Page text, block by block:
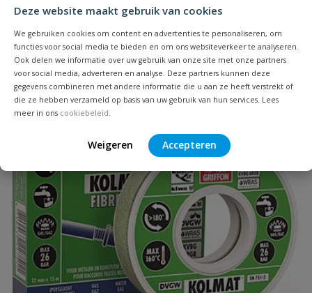
Deze website maakt gebruik van cookies
We gebruiken cookies om content en advertenties te personaliseren, om
functies voor social media te bieden en om ons websiteverkeer te analyseren.
Ook delen we informatie over uw gebruik van onze site met onze partners
voor social media, adverteren en analyse. Deze partners kunnen deze
gegevens combineren met andere informatie die u aan ze heeft verstrekt of
die ze hebben verzameld op basis van uw gebruik van hun services. Lees
meer in ons cookiebeleid
Weigeren Accepteren
RVS korf buitendraad 1 1/4"
Uw waardering:
Naam
Samenvatting
Beoordeling
zijn!